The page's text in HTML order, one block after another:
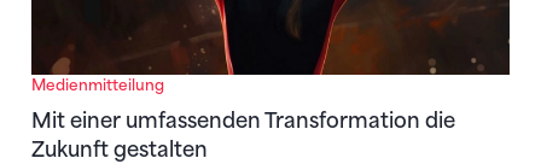
Medienmitteilung
Mit einer umfassenden Transformation die
Zukunft gestalten